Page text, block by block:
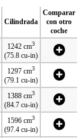
Cilindrada
Comparar
con otro
coche
1242 cm3
(75.8 cu-in)
1297 cm3
(79.1 cu-in)
1388 cm3
(84.7 cu-in)
1596 cm3
(97.4 cu-in)